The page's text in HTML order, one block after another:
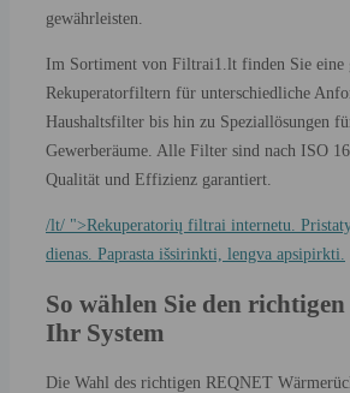
gewährleisten.
Im Sortiment von Filtrai1.lt finden Sie eine
Rekuperatorfiltern für unterschiedliche
Haushaltsfilter bis hin zu Speziallösungen
Gewerberäume. Alle Filter sind nach ISO
Qualität und Effizienz garantiert.
/lt/ ">Rekuperatorių filtrai internetu.
dienas. Paprasta išsirinkti, lengva apsipirkti.
So wählen Sie den
Ihr System
Die Wahl des richtigen REQNET